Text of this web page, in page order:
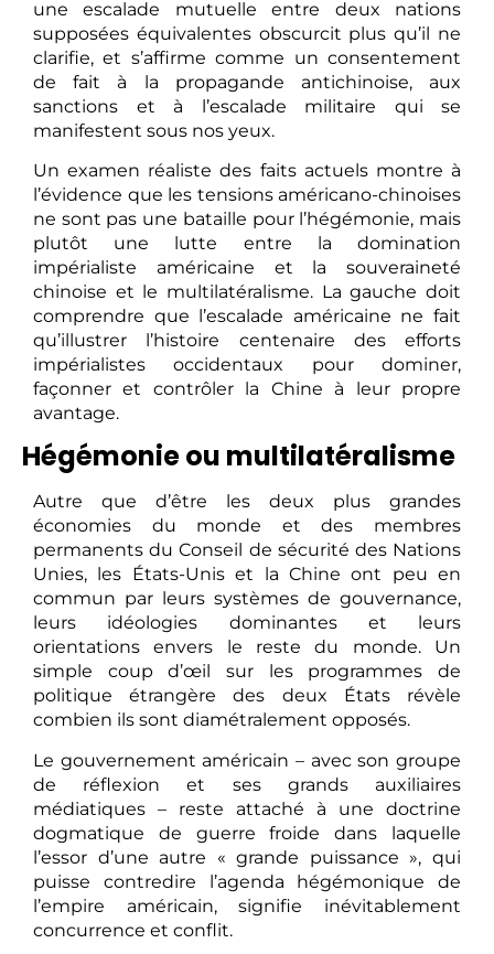
une escalade mutuelle entre deux nations
supposées équivalentes obscurcit plus qu’il ne
clarifie, et s’affirme comme un consentement
de fait à la propagande antichinoise, aux
sanctions et à l’escalade militaire qui se
manifestent sous nos yeux.
Un examen réaliste des faits actuels montre à
l’évidence que les tensions américano-chinoises
ne sont pas une bataille pour l’hégémonie, mais
plutôt une lutte entre la domination
impérialiste américaine et la souveraineté
chinoise et le multilatéralisme. La gauche doit
comprendre que l’escalade américaine ne fait
qu’illustrer l’histoire centenaire des efforts
impérialistes occidentaux pour dominer,
façonner et contrôler la Chine à leur propre
avantage.
Hégémonie ou multilatéralisme
Autre que d’être les deux plus grandes
économies du monde et des membres
permanents du Conseil de sécurité des Nations
Unies, les États-Unis et la Chine ont peu en
commun par leurs systèmes de gouvernance,
leurs idéologies dominantes et leurs
orientations envers le reste du monde. Un
simple coup d’œil sur les programmes de
politique étrangère des deux États révèle
combien ils sont diamétralement opposés.
Le gouvernement américain – avec son groupe
de réflexion et ses grands auxiliaires
médiatiques – reste attaché à une doctrine
dogmatique de guerre froide dans laquelle
l’essor d’une autre « grande puissance », qui
puisse contredire l’agenda hégémonique de
l’empire américain, signifie inévitablement
concurrence et conflit.